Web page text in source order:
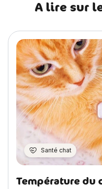
A lire sur
Santé chat
Température du